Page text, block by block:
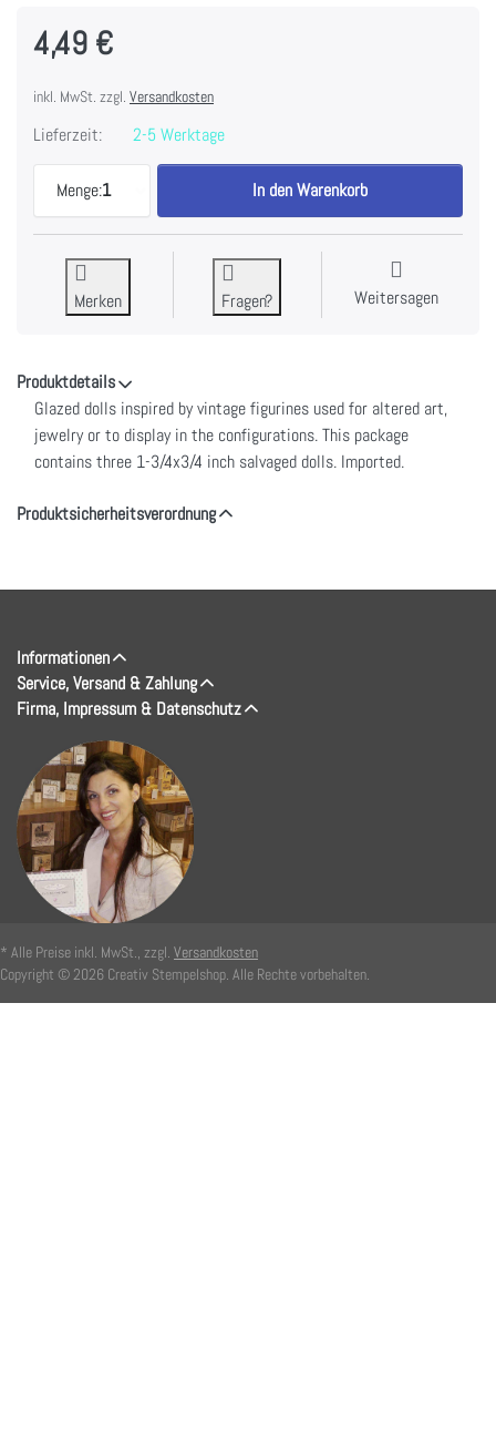
4,49 €
inkl. MwSt. zzgl. Versandkosten
Lieferzeit: 2-5 Werktage
Menge:1
Idea-Ology Salvaged Dolls 3/Pkg-1.75" zu 4,49 €,
In den Warenkorb
Merken Fragen? Weitersagen
Produktdetails
Glazed dolls inspired by vintage figurines used for altered art,
jewelry or to display in the configurations. This package
contains three 1-3/4x3/4 inch salvaged dolls. Imported.
Produktsicherheitsverordnung
Informationen
Service, Versand & Zahlung
Firma, Impressum & Datenschutz
* Alle Preise inkl. MwSt., zzgl. Versandkosten
Copyright © 2026 Creativ Stempelshop. Alle Rechte vorbehalten.